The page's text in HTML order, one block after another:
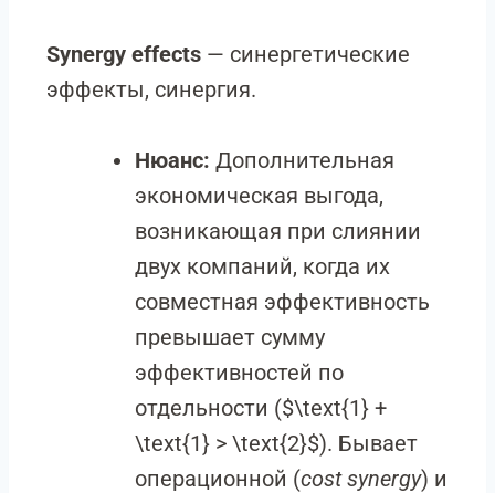
Synergy effects — синергетические
эффекты, синергия.
Нюанс: Дополнительная
экономическая выгода,
возникающая при слиянии
двух компаний, когда их
совместная эффективность
превышает сумму
эффективностей по
отдельности ($\text{1} +
\text{1} > \text{2}$). Бывает
операционной (cost synergy) и